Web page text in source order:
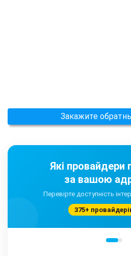
Закажите
Які
за вашою
Перевірте доступність
375+